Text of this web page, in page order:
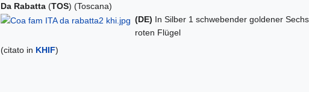
Da Rabatta(TOS) (Toscana)
(DE) In Silber 1 schwebender goldener
roten Flügel
(citato in KHIF)